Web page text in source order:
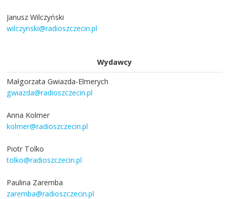
Janusz Wilczyński
wilczynski@radioszczecin.pl
Wydawcy
Małgorzata Gwiazda-Elmerych
gwiazda@radioszczecin.pl
Anna Kolmer
kolmer@radioszczecin.pl
Piotr Tolko
tolko@radioszczecin.pl
Paulina Zaremba
zaremba@radioszczecin.pl